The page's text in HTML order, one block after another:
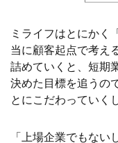
ミライフはとにかく
当に顧客起点で考え
詰めていくと、短期
決めた目標を追うの
とにこだわっていく
「上場企業でもな